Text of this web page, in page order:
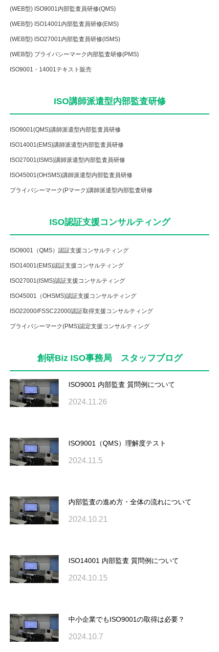
(WEB型) ISO9001内部監査員研修(QMS)
(WEB型) ISO14001内部監査員研修(EMS)
(WEB型) ISO27001内部監査員研修(ISMS)
(WEB型) プライバシーマーク内部監査研修(PMS)
ISO9001・14001テキスト販売
ISO講師派遣型内部監査研修
ISO9001(QMS)講師派遣型内部監査員研修
ISO14001(EMS)講師派遣型内部監査員研修
ISO27001(ISMS)講師派遣型内部監査員研修
ISO45001(OHSMS)講師派遣型内部監査員研修
プライバシーマーク(Pマーク)講師派遣型内部監査研修
ISO認証支援コンサルティング
ISO9001（QMS）認証支援コンサルティング
ISO14001(EMS)認証支援コンサルティング
ISO27001(ISMS)認証支援コンサルティング
ISO45001（OHSMS)認証支援コンサルティング
ISO22000/FSSC22000認証取得支援コンサルティング
プライバシーマーク(PMS)認定支援コンサルティング
創研Biz ISO事務局 スタッフブログ
ISO9001 内部監査 質問例について
2024.11.26
ISO9001（QMS）理解度テスト
2024.11.5
内部監査の進め方・全体の流れについて
2024.10.21
ISO14001 内部監査 質問例について
2024.10.15
中小企業でもISO9001の取得は必要？
2024.10.7